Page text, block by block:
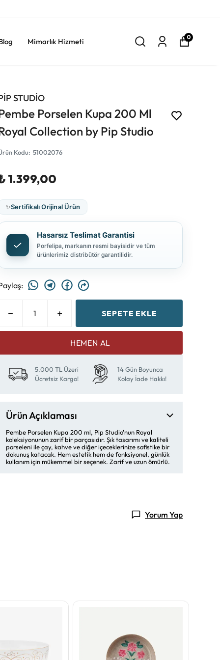
Mimarlık Hizmeti 0
STUDİO
Porselen Kupa 200 Ml
Collection by Pip Studio
Kodu: 51002076
1.399,00
✨Sertifikalı Orijinal Ürün
Hasarsız Teslimat Garantisi
Porfelipa, markanın resmi bayisidir ve tüm
ürünlerimiz distribütör garantilidir.
:
SEPETE EKLE
HEMEN AL
5.000 TL Üzeri
Ücretsiz Kargo!
14 Gün Boyunca
Kolay İade Hakkı!
Ürün Açıklaması
Pembe Porselen Kupa 200 ml, Pip Studio'nun Royal
koleksiyonunun zarif bir parçasıdır. Şık tasarımı ve kaliteli
porseleni ile çay, kahve ve diğer içeceklerinize sofistike bir
dokunuş katacak. Hem estetik hem de fonksiyonel, günlük
kullanım için mükemmel bir seçenek. Zarif ve uzun ömürlü.
Yorum Yap